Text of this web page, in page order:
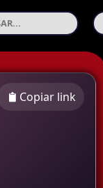
Copiar link